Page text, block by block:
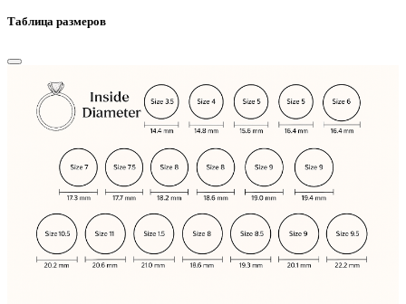
Таблица размеров